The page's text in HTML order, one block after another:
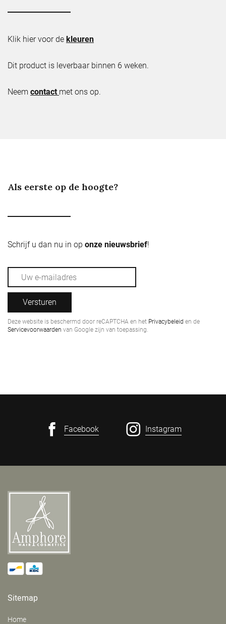
Klik hier voor de kleuren
Dit product is leverbaar binnen 6 weken.
Neem contact met ons op.
Als eerste op de hoogte?
Schrijf u dan nu in op onze nieuwsbrief!
Versturen
Deze website is beschermd door reCAPTCHA en het Privacybeleid en de
Servicevoorwaarden van Google zijn van toepassing.
Facebook Instagram
Sitemap
Home